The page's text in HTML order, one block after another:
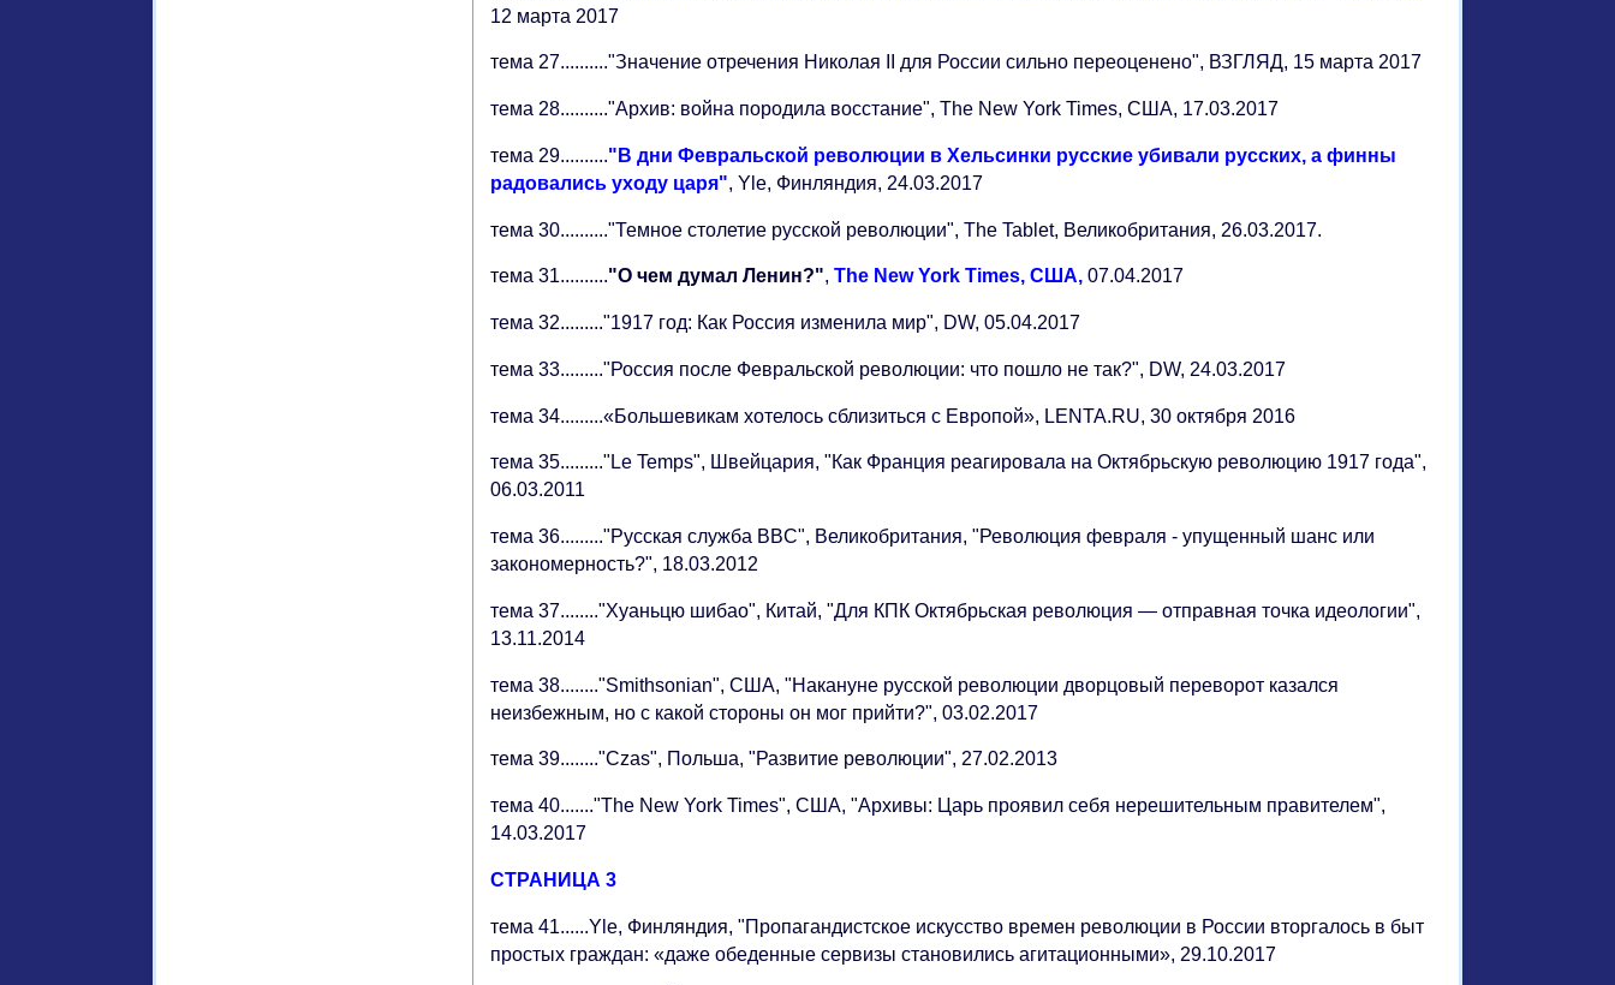
12 марта 2017
тема 27.........."Значение отречения Николая II для России сильно переоценено", ВЗГЛЯД, 15 марта 2017
тема 28.........."Архив: война породила восстание", The New York Times, США, 17.03.2017
тема 29.........."В дни Февральской революции в Хельсинки русские убивали русских, а финны
радовались уходу царя", Yle, Финляндия, 24.03.2017
тема 30.........."Темное столетие русской революции", The Tablet, Великобритания, 26.03.2017.
тема 31.........."О чем думал Ленин?",The New York Times, США, 07.04.2017
тема 32........."1917 год: Как Россия изменила мир", DW, 05.04.2017
тема 33........."Россия после Февральской революции: что пошло не так?", DW, 24.03.2017
тема 34.........«Большевикам хотелось сблизиться с Европой», LENTA.RU, 30 октября 2016
тема 35........."Le Temps", Швейцария, "Как Франция реагировала на Октябрьскую революцию 1917 года",
06.03.2011
тема 36........."Русская служба BBC", Великобритания, "Революция февраля - упущенный шанс или
закономерность?", 18.03.2012
тема 37........"Хуаньцю шибао", Китай, "Для КПК Октябрьская революция — отправная точка идеологии",
13.11.2014
тема 38........"Smithsonian", США, "Накануне русской революции дворцовый переворот казался
неизбежным, но с какой стороны он мог прийти?", 03.02.2017
тема 39........"Czas", Польша, "Развитие революции", 27.02.2013
тема 40......."The New York Times", США, "Архивы: Царь проявил себя нерешительным правителем",
14.03.2017
СТРАНИЦА 3
тема 41......Yle, Финляндия, "Пропагандистское искусство времен революции в России вторгалось в быт
простых граждан: «даже обеденные сервизы становились агитационными», 29.10.2017